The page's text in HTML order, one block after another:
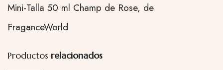
Mini-Talla 50 ml Champ de Rose, de
FraganceWorld
Productos relacionados